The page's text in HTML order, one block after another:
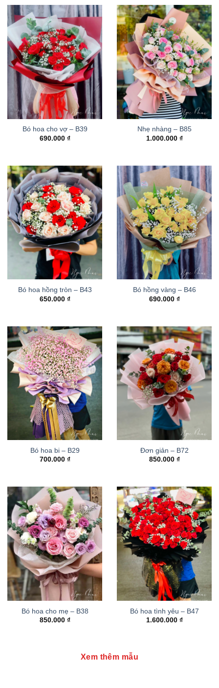
Bó hoa cho vợ – B39
690.000 ₫
Nhẹ nhàng – B85
1.000.000 ₫
Bó hoa hồng tròn – B43
650.000 ₫
Bó hồng vàng – B46
690.000 ₫
Bó hoa bi – B29
700.000 ₫
Đơn giản – B72
850.000 ₫
Bó hoa cho mẹ – B38
850.000 ₫
Bó hoa tình yêu – B47
1.600.000 ₫
Xem thêm mẫu